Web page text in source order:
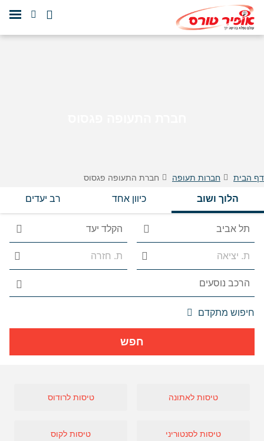
דף הבית חברות תעופה חברת התעופה פגסוס
הלוך ושוב כיוון אחד רב יעדים
חפש
חיפוש מתקדם
אפשרויות
הנוספות
טיסות לאתונה טיסות לרודוס
טיסות לסנטוריני טיסות לקוס